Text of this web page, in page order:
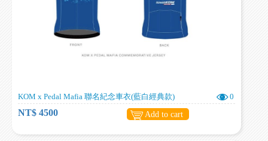
KOM x Pedal Mafia 聯名紀念車衣(藍白經典款) 0
NT$ 4500 Add to cart